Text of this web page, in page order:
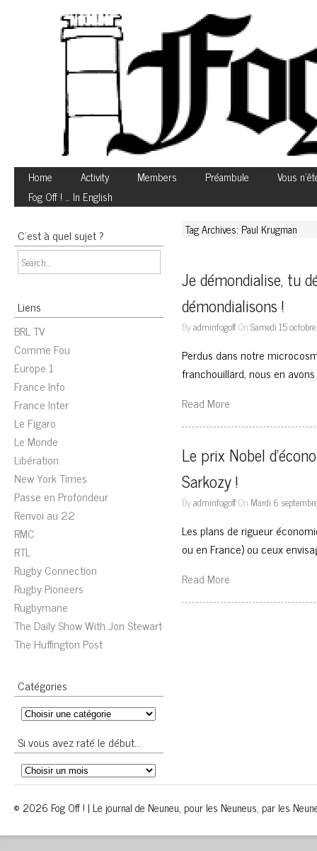
Home Activity Members Préambule
Vous
Fog Off ! … In English
C’est à quel sujet ?
Liens
BRL TV
Comme Fou
Europe 1
France Info
France Inter
Le Figaro
Le Monde
Libération
New York Times
Passe en Profondeur
Renvoi au 22
RMC
RTL
Rugby Connection
Rugby Pioneers
Rugbymane
The Daily Show With Jon Stewart
The Huffington Post
Catégories
Si vous avez raté le début…
Tag Archives: Paul Krugman
Je démondialise, tu
démondialisons !
ByadminfogoffOnSamedi 15
Perdus dans notre
franchouillard, nous en
Read More
Le prix Nobel
Sarkozy !
ByadminfogoffOn Mardi 6
Les plans de rigueur
ou en France) ou ceux
Read More
© 2026 Fog Off ! | Le journal de Neuneu, pour les Neuneus, par les